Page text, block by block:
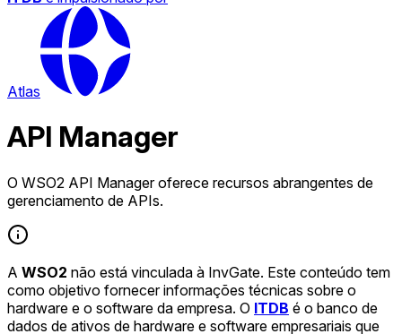
Atlas
API Manager
O WSO2 API Manager oferece recursos abrangentes de
gerenciamento de APIs.
A WSO2 não está vinculada à InvGate. Este conteúdo tem
como objetivo fornecer informações técnicas sobre o
hardware e o software da empresa. O ITDB é o banco de
dados de ativos de hardware e software empresariais que